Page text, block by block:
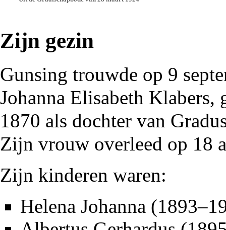
Zijn gezin
Gunsing trouwde op 9
Johanna Elisabeth Klabers,
1870 als dochter van
Zijn vrouw overleed op 18
Zijn kinderen waren:
Helena Johanna (1893–